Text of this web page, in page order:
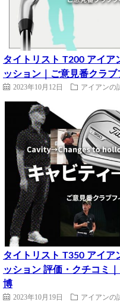
タイトリスト T200 アイア
ッション｜ご意見番クラ
2023年10月12日 アイアンの
タイトリスト T350 アイア
ッション 評価・クチコミ
博
2023年10月19日 アイアンの